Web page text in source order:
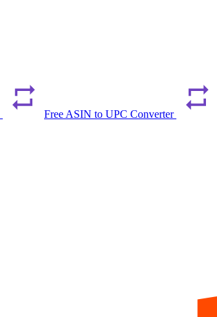
Free ASIN to UPC Converter